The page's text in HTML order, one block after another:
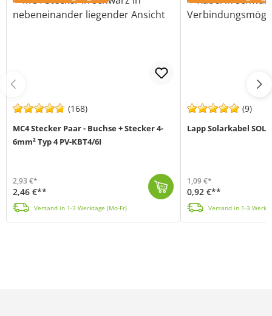
(168)
MC4 Stecker Paar - Buchse + Stecker 4-
6mm² Typ 4 PV-KBT4/6I
2,93 €*
2,46 €**
Versand in 1-3 Werktage (Mo-Fr)
(9)
Lapp Solarkabel
1,09 €*
0,92 €**
Versand in 1-3